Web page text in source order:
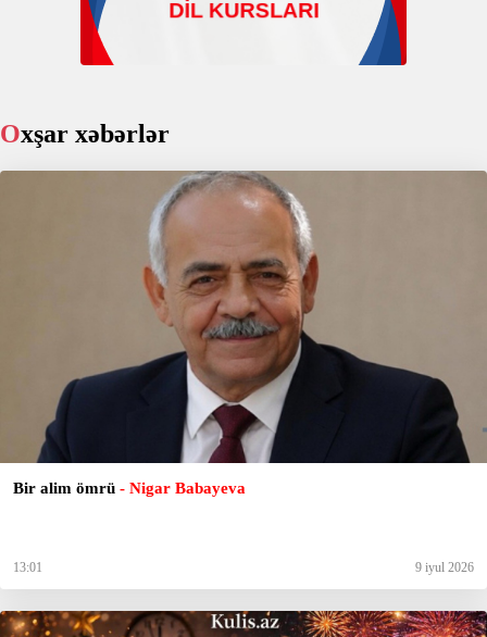
Oxşar xəbərlər
Bir alim ömrü - Nigar Babayeva
13:01 9 iyul 2026